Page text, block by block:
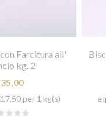
Farcitura all'
kg. 2
per 1 kg(s)